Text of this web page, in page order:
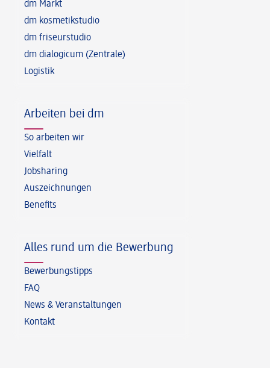
dm Markt
dm kosmetikstudio
dm friseurstudio
dm dialogicum (Zentrale)
Logistik
Arbeiten bei dm
So arbeiten wir
Vielfalt
Jobsharing
Auszeichnungen
Benefits
Alles rund um die Bewerbung
Bewerbungstipps
FAQ
News & Veranstaltungen
Kontakt